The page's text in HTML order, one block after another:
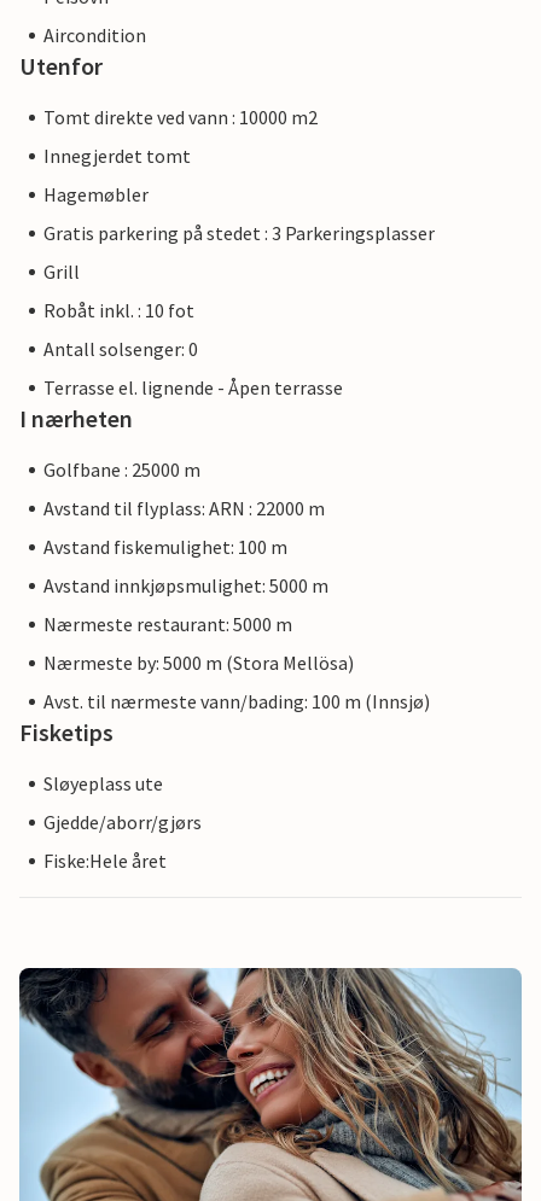
Aircondition
Utenfor
Tomt direkte ved vann : 10000 m2
Innegjerdet tomt
Hagemøbler
Gratis parkering på stedet : 3 Parkeringsplasser
Grill
Robåt inkl. : 10 fot
Antall solsenger: 0
Terrasse el. lignende - Åpen terrasse
I nærheten
Golfbane : 25000 m
Avstand til flyplass: ARN : 22000 m
Avstand fiskemulighet: 100 m
Avstand innkjøpsmulighet: 5000 m
Nærmeste restaurant: 5000 m
Nærmeste by: 5000 m (Stora Mellösa)
Avst. til nærmeste vann/bading: 100 m (Innsjø)
Fisketips
Sløyeplass ute
Gjedde/aborr/gjørs
Fiske:Hele året